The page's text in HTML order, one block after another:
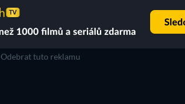
Odebrat tuto reklamu